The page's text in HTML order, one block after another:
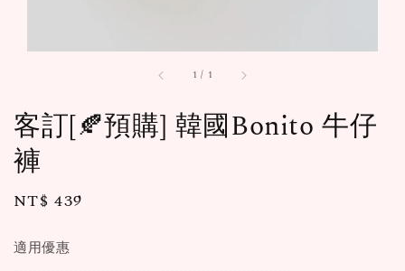
1 / 1
客訂[🍂預購] 韓國Bonito 牛仔
褲
Regular
NT$ 439
適用優惠